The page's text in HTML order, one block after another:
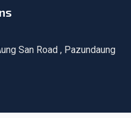
San Road , Pazundaung